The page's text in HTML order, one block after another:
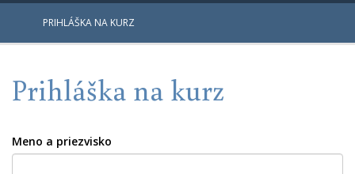
PRIHLÁŠKA NA KURZ
Prihláška na kurz
Meno a priezvisko